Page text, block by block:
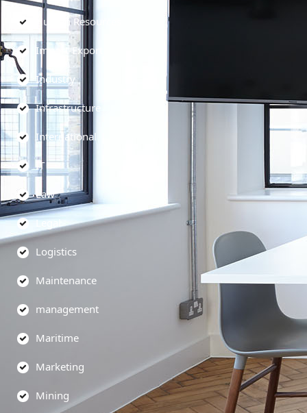
Human Resources
Import-Export
Industry
Infrastructure
International
IT
Law
Legal
Logistics
Maintenance
management
Maritime
Marketing
Mining